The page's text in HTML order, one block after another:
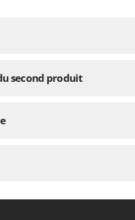
second produit